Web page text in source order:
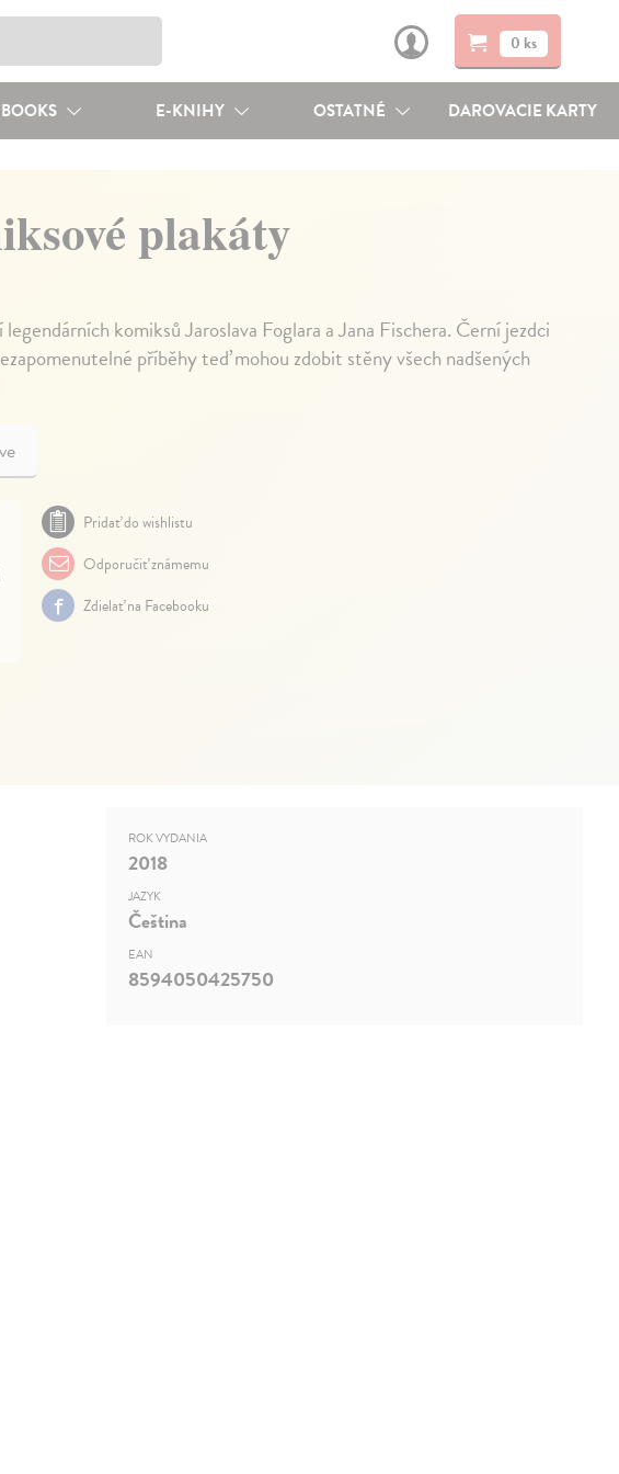
0 ks
BOOKS E-KNIHY OSTATNÉ DAROVACIE KARTY
plakáty
komiksů Jaroslava Foglara a Jana Fischera. Černí jezdci
příběhy teď mohou zdobit stěny všech nadšených
Pridať do wishlistu
Odporučiť známemu
Zdielať na Facebooku
ROK VYDANIA
2018
JAZYK
Čeština
EAN
8594050425750